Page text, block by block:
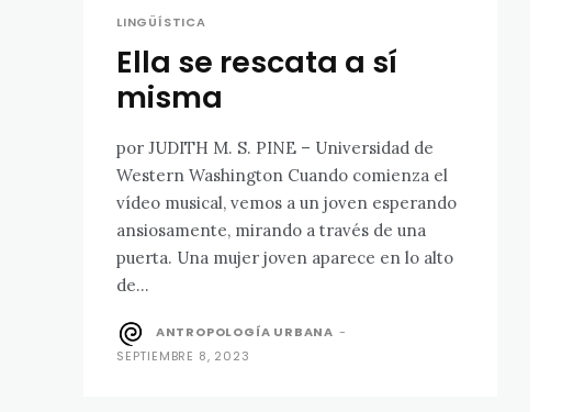
LINGÜÍSTICA
Ella se rescata a sí
misma
por JUDITH M. S. PINE – Universidad de
Western Washington Cuando comienza el
vídeo musical, vemos a un joven esperando
ansiosamente, mirando a través de una
puerta. Una mujer joven aparece en lo alto
de...
ANTROPOLOGÍA URBANA -
SEPTIEMBRE 8, 2023